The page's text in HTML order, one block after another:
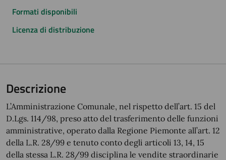
Formati disponibili
Licenza di distribuzione
Descrizione
L’Amministrazione Comunale, nel rispetto dell’art. 15 del
D.Lgs. 114/98, preso atto del trasferimento delle funzioni
amministrative, operato dalla Regione Piemonte all’art. 12
della L.R. 28/99 e tenuto conto degli articoli 13, 14, 15
della stessa L.R. 28/99 disciplina le vendite straordinarie